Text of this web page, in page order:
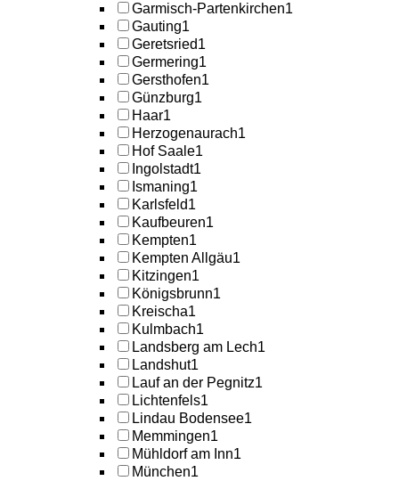
Garmisch-Partenkirchen1
Gauting1
Geretsried1
Germering1
Gersthofen1
Günzburg1
Haar1
Herzogenaurach1
Hof Saale1
Ingolstadt1
Ismaning1
Karlsfeld1
Kaufbeuren1
Kempten1
Kempten Allgäu1
Kitzingen1
Königsbrunn1
Kreischa1
Kulmbach1
Landsberg am Lech1
Landshut1
Lauf an der Pegnitz1
Lichtenfels1
Lindau Bodensee1
Memmingen1
Mühldorf am Inn1
München1